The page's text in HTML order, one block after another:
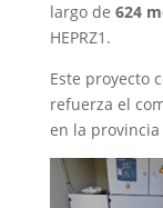
largo de 624
HEPRZ1.
Este proyecto
refuerza el
en la provincia